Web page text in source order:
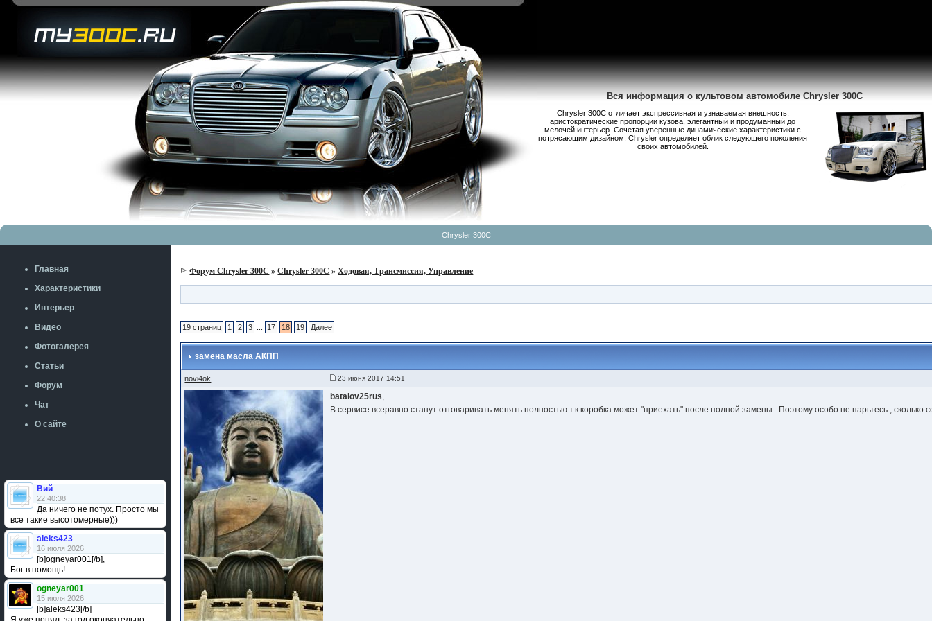
Вся информация о культовом автомобиле Chrysler 300C
Chrysler 300С отличает экспрессивная и узнаваемая внешность,
аристократические пропорции кузова, элегантный и продуманный до
мелочей интерьер. Сочетая уверенные динамические характеристики с
потрясающим дизайном, Chrysler определяет облик следующего поколения
своих автомобилей.
Chrysler 300C
Главная
Характеристики
Интерьер
Видео
Фотогалерея
Статьи
Форум
Чат
О сайте
Вий
22:40:38
Да ничего не потух. Просто мы
все такие высотомерные)))
aleks423
16 июля 2026
[b]ogneyar001[/b],
Бог в помощь!
ogneyar001
15 июля 2026
[b]aleks423[/b]
Форум Chrysler 300C »Chrysler 300C »Ходовая, Трансмиссия, Управление
19 страниц 1 2 3 17 18 19 Далее
замена масла АКПП
novi4ok 23 июня 2017 14:51
batalov25rus,
В сервисе всеравно станут отговаривать менять полностью т.к коробка может "приехать" после полной замены . Поэтому особо не парьтесь , сколько